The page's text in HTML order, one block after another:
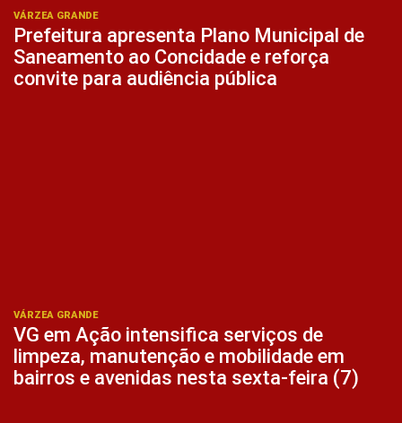
VÁRZEA GRANDE
Prefeitura apresenta Plano Municipal de
Saneamento ao Concidade e reforça
convite para audiência pública
VÁRZEA GRANDE
VG em Ação intensifica serviços de
limpeza, manutenção e mobilidade em
bairros e avenidas nesta sexta-feira (7)